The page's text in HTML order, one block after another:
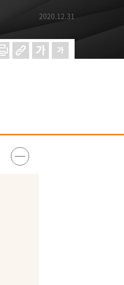
2020.12.31